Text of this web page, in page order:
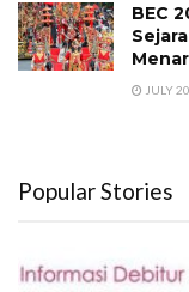
BEC
JULY
Popular Stories